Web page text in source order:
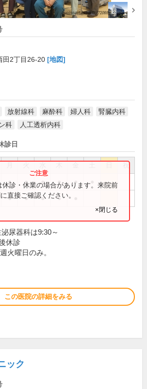
田2丁目26-20 [地図]
放射線科 麻酔科 婦人科
腎臓内科
科
人工透析内科
診日
祝
● ● ● ● ●
● ● ● ●
休診・休業の場合があります。来院前
直接ご確認ください。
×閉じる
尿器科は9:30～
休診
火曜日のみ。
この医院の詳細をみる
ック